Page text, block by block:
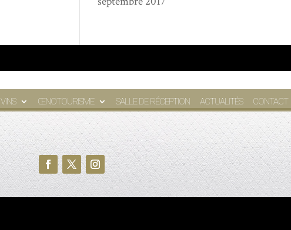
VINS ŒNOTOURISME SALLE DE RÉCEPTION ACTUALITÉS CONTACT